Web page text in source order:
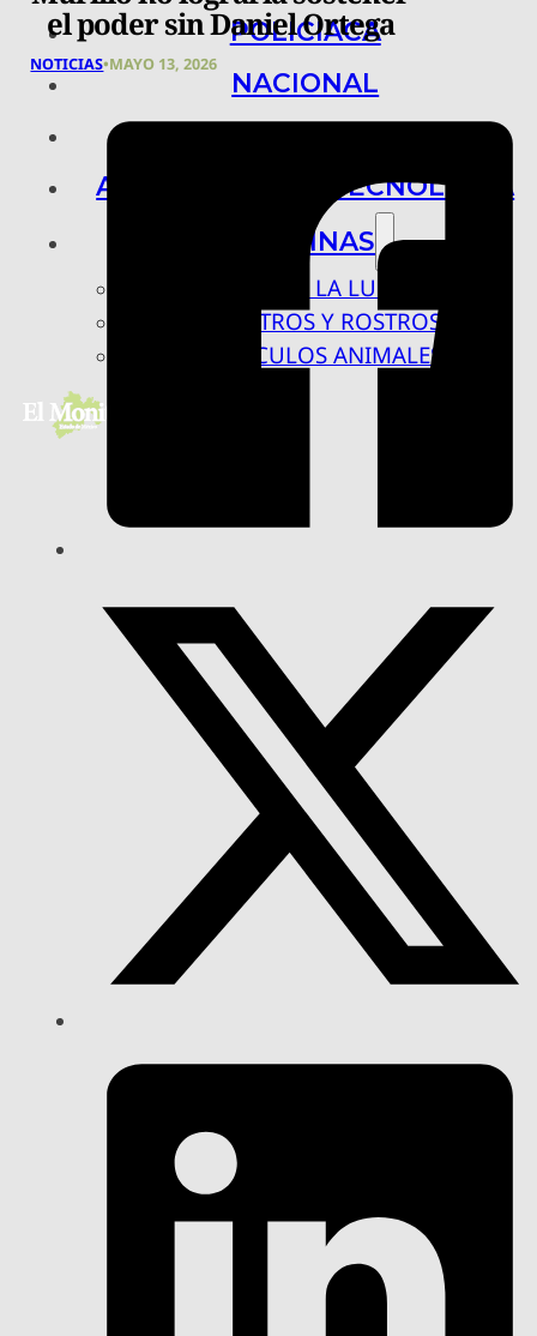
POLICIACA
NACIONAL
ARTE, CIENCIA Y TECNOLOGÍA
COLUMNAS
BAJO LA LUPA
RASTROS Y ROSTROS
VÍNCULOS ANIMALES
el poder sin Daniel Ortega
NOTICIAS•MAYO 13, 2026